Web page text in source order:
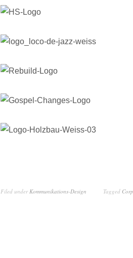
Filed underKommunikations-Design Tagged